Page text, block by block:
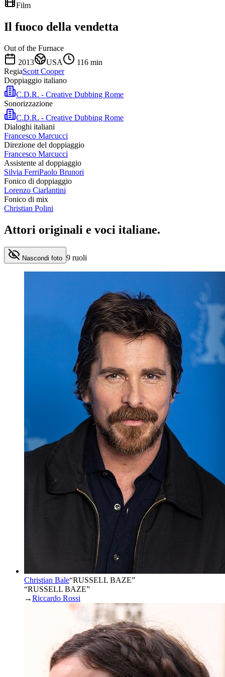
Film
Il fuoco della vendetta
Out of the Furnace
2013
USA 116 min
RegiaScott Cooper
Doppiaggio italiano
C.D.R. - Creative Dubbing Rome
Sonorizzazione
C.D.R. - Creative Dubbing Rome
Dialoghi italiani
Francesco Marcucci
Direzione del doppiaggio
Francesco Marcucci
Assistente al doppiaggio
Silvia FerriPaolo Brunori
Fonico di doppiaggio
Lorenzo Ciarlantini
Fonico di mix
Christian Polini
Attori originali e voci italiane.
Nascondi foto 9 ruoli
Christian Bale“RUSSELL BAZE”
“RUSSELL BAZE”
→Riccardo Rossi